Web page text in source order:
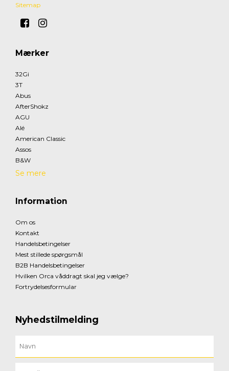
Sitemap
Mærker
32Gi
3T
Abus
AfterShokz
AGU
Alé
American Classic
Assos
B&W
Se mere
Information
Om os
Kontakt
Handelsbetingelser
Mest stillede spørgsmål
B2B Handelsbetingelser
Hvilken Orca våddragt skal jeg vælge?
Fortrydelsesformular
Nyhedstilmelding